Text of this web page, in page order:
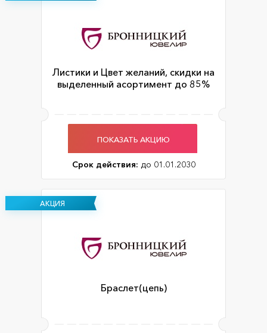
Листики и Цвет желаний, скидки на
выделенный асортимент до 85%
ПОКАЗАТЬ АКЦИЮ
Срок действия: до 01.01.2030
АКЦИЯ
Браслет(цепь)